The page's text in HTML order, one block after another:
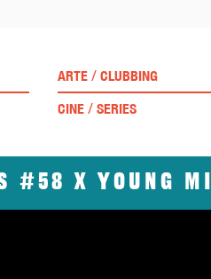
ARTE / CLUBBING
CINE / SERIES
#58 x Young